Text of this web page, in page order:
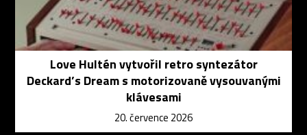
Love Hultén vytvořil retro syntezátor
Deckard’s Dream s motorizovaně vysouvanými
klávesami
20. července 2026